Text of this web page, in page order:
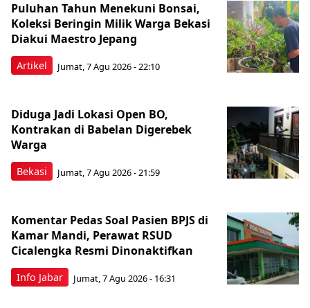
Artikel
Puluhan Tahun Menekuni Bonsai,
Koleksi Beringin Milik Warga Bekasi
Diakui Maestro Jepang
Jumat, 7 Agu 2026 - 22:10
Bekasi
Diduga Jadi Lokasi Open BO,
Kontrakan di Babelan Digerebek
Warga
Jumat, 7 Agu 2026 - 21:59
Info Jabar
Komentar Pedas Soal Pasien BPJS di
Kamar Mandi, Perawat RSUD
Cicalengka Resmi Dinonaktifkan
Jumat, 7 Agu 2026 - 16:31